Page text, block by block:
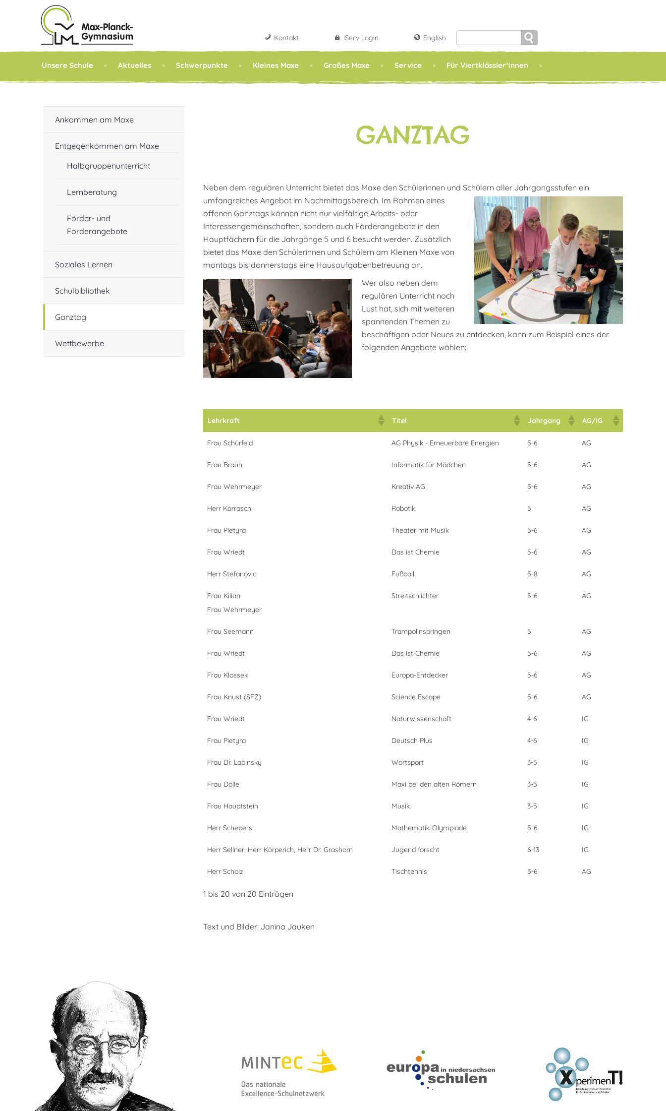
Kontakt iServ Login English
for:
Unsere Schule Aktuelles Schwerpunkte Kleines Maxe Großes Maxe Service Für Viertklässler*innen
Ankommen am Maxe
Entgegenkommen am Maxe
Halbgruppenunterricht
Lernberatung
Förder- und
Forderangebote
Soziales Lernen
Schulbibliothek
Ganztag
Wettbewerbe
GANZTAG
Neben dem regulären Unterricht bietet das Maxe den Schülerinnen und Schülern aller Jahrgangsstufen ein
umfangreiches Angebot im Nachmittagsbereich. Im Rahmen eines
offenen Ganztags können nicht nur vielfältige Arbeits- oder
Interessengemeinschaften, sondern auch Förderangebote in den
Hauptfächern für die Jahrgänge 5 und 6 besucht werden. Zusätzlich
bietet das Maxe den Schülerinnen und Schülern am Kleinen Maxe von
montags bis donnerstags eine Hausaufgabenbetreuung an.
Wer also neben dem
regulären Unterricht noch
Lust hat, sich mit weiteren
spannenden Themen zu
beschäftigen oder Neues zu entdecken, kann zum Beispiel eines der
folgenden Angebote wählen:
Lehrkraft Titel Jahrgang AG/IG
Frau Schürfeld AG Physik - Erneuerbare Energien 5-6 AG
Frau Braun Informatik für Mädchen 5-6 AG
Frau Wehrmeyer Kreativ AG 5-6 AG
Herr Karrasch Robotik 5 AG
Frau Pietyra Theater mit Musik 5-6 AG
Frau Wriedt Das ist Chemie 5-6 AG
Herr Stefanovic Fußball 5-8 AG
Frau Kilian
Frau Wehrmeyer
Streitschlichter 5-6 AG
Frau Seemann Trampolinspringen 5 AG
Frau Wriedt Das ist Chemie 5-6 AG
Frau Klossek Europa-Entdecker 5-6 AG
Frau Knust (SFZ) Science Escape 5-6 AG
Frau Wriedt Naturwissenschaft 4-6 IG
Frau Pietyra Deutsch Plus 4-6 IG
Frau Dr. Labinsky Wortsport 3-5 IG
Frau Dölle Maxi bei den alten Römern 3-5 IG
Frau Hauptstein Musik 3-5 IG
Herr Schepers Mathematik-Olympiade 5-6 IG
Herr Sellner, Herr Körperich, Herr Dr. Grashorn Jugend forscht 6-13 IG
Herr Scholz Tischtennis 5-6 AG
1 bis 20 von 20 Einträgen
Text und Bilder: Janina Jauken